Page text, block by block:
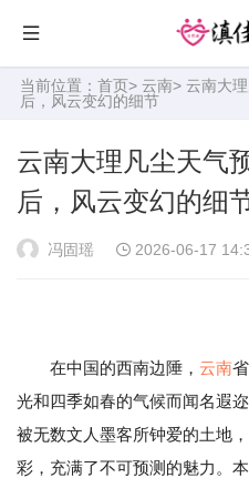
当前位置： 首页> 云南> 云南大
后，风云变幻的细节
云南大理凡尘天气
后，风云变幻的细
冯固瑶 2026-06-17
在中国的西南边陲， 云南
光和四季如春的气候而闻名遐
被无数文人墨客所钟爱的土地
彩，充满了不可预测的魅力。